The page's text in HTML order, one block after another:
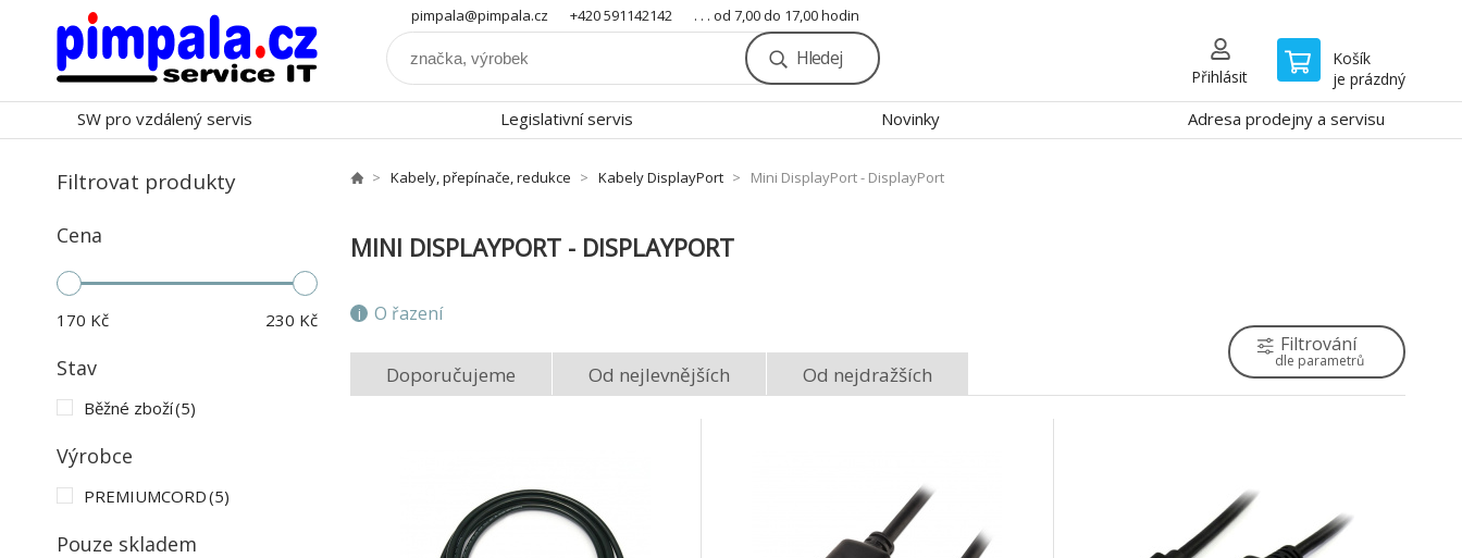
pimpala@pimpala.cz +420 591142142 . . . od 7,00 do 17,00 hodin
Hledej
Přihlásit
Košík
je prázdný
SW pro vzdálený servis Legislativní servis Novinky Adresa prodejny a servisu
Filtrovat produkty
Cena
170 Kč 230 Kč
Stav
Běžné zboží(5)
Výrobce
PREMIUMCORD(5)
Pouze skladem
Kabely, přepínače, redukce Kabely DisplayPort Mini DisplayPort - DisplayPort
MINI DISPLAYPORT - DISPLAYPORT
O řazení
Doporučujeme Od nejlevnějších Od nejdražších
Filtrování
dle parametrů